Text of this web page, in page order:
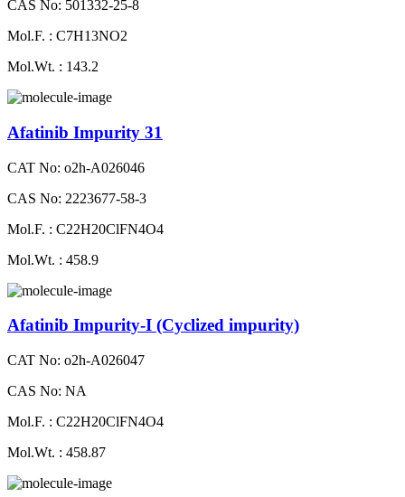
CAS No: 501332-25-8
Mol.F. : C7H13NO2
Mol.Wt. : 143.2
Afatinib Impurity 31
CAT No: o2h-A026046
CAS No: 2223677-58-3
Mol.F. : C22H20ClFN4O4
Mol.Wt. : 458.9
Afatinib Impurity-I (Cyclized impurity)
CAT No: o2h-A026047
CAS No: NA
Mol.F. : C22H20ClFN4O4
Mol.Wt. : 458.87